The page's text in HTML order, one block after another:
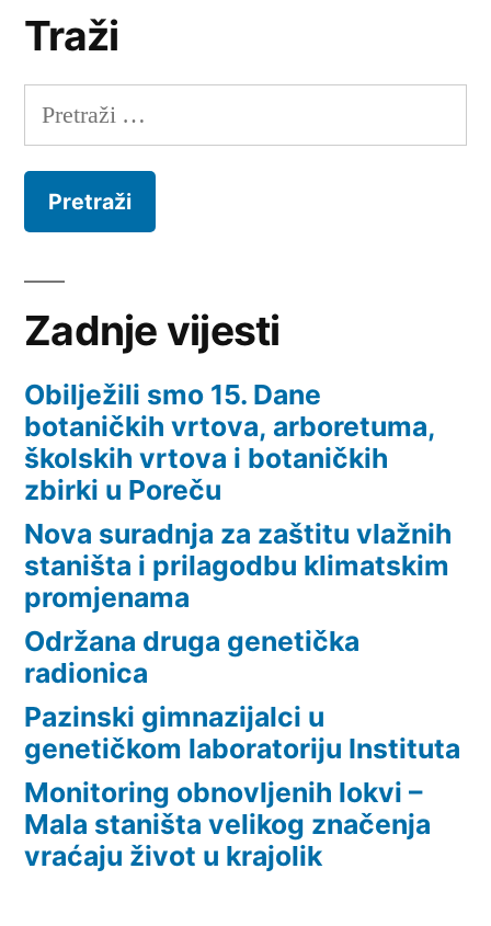
Traži
Pretraži:
Zadnje vijesti
Obilježili smo 15. Dane
botaničkih vrtova, arboretuma,
školskih vrtova i botaničkih
zbirki u Poreču
Nova suradnja za zaštitu vlažnih
staništa i prilagodbu klimatskim
promjenama
Održana druga genetička
radionica
Pazinski gimnazijalci u
genetičkom laboratoriju Instituta
Monitoring obnovljenih lokvi –
Mala staništa velikog značenja
vraćaju život u krajolik